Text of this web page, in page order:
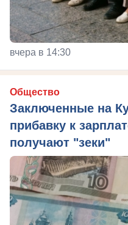
вчера в 14:30
Общество
Заключенные на
прибавку к
получают "зеки"